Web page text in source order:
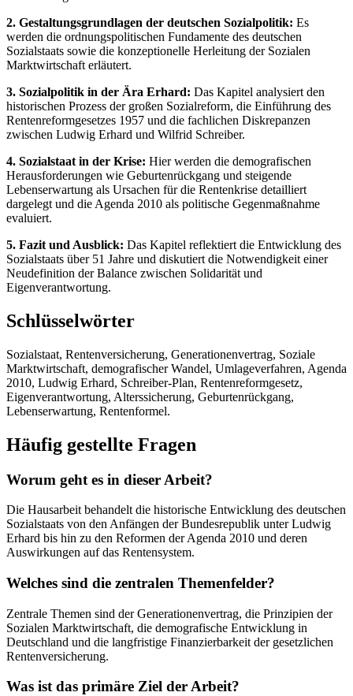
2. Gestaltungsgrundlagen der deutschen Sozialpolitik: Es
werden die ordnungspolitischen Fundamente des deutschen
Sozialstaats sowie die konzeptionelle Herleitung der Sozialen
Marktwirtschaft erläutert.
3. Sozialpolitik in der Ära Erhard: Das Kapitel analysiert den
historischen Prozess der großen Sozialreform, die Einführung des
Rentenreformgesetzes 1957 und die fachlichen Diskrepanzen
zwischen Ludwig Erhard und Wilfrid Schreiber.
4. Sozialstaat in der Krise: Hier werden die demografischen
Herausforderungen wie Geburtenrückgang und steigende
Lebenserwartung als Ursachen für die Rentenkrise detailliert
dargelegt und die Agenda 2010 als politische Gegenmaßnahme
evaluiert.
5. Fazit und Ausblick: Das Kapitel reflektiert die Entwicklung des
Sozialstaats über 51 Jahre und diskutiert die Notwendigkeit einer
Neudefinition der Balance zwischen Solidarität und
Eigenverantwortung.
Schlüsselwörter
Sozialstaat, Rentenversicherung, Generationenvertrag, Soziale
Marktwirtschaft, demografischer Wandel, Umlageverfahren, Agenda
2010, Ludwig Erhard, Schreiber-Plan, Rentenreformgesetz,
Eigenverantwortung, Alterssicherung, Geburtenrückgang,
Lebenserwartung, Rentenformel.
Häufig gestellte Fragen
Worum geht es in dieser Arbeit?
Die Hausarbeit behandelt die historische Entwicklung des deutschen
Sozialstaats von den Anfängen der Bundesrepublik unter Ludwig
Erhard bis hin zu den Reformen der Agenda 2010 und deren
Auswirkungen auf das Rentensystem.
Welches sind die zentralen Themenfelder?
Zentrale Themen sind der Generationenvertrag, die Prinzipien der
Sozialen Marktwirtschaft, die demografische Entwicklung in
Deutschland und die langfristige Finanzierbarkeit der gesetzlichen
Rentenversicherung.
Was ist das primäre Ziel der Arbeit?